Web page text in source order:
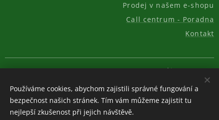
Prodej v našem e-shopu
Call centrum - Poradna
Kontakt
© 2011-2026, AKC REAL GROUP s.r.o. Cookies
Měna
CZK Kč
EUR € USD $
Používáme cookies, abychom zajistili správné fungování a
bezpečnost našich stránek. Tím vám můžeme zajistit tu
nejlepší zkušenost při jejich návštěvě.